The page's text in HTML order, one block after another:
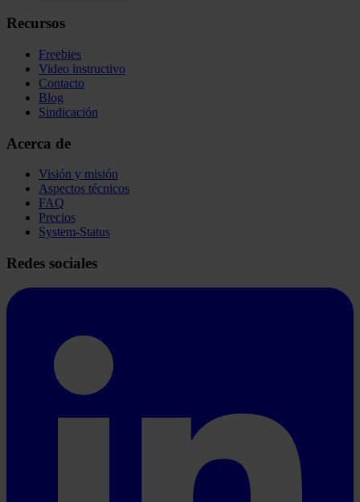
Recursos
Freebies
Video instructivo
Contacto
Blog
Sindicación
Acerca de
Visión y misión
Aspectos técnicos
FAQ
Precios
System-Status
Redes sociales